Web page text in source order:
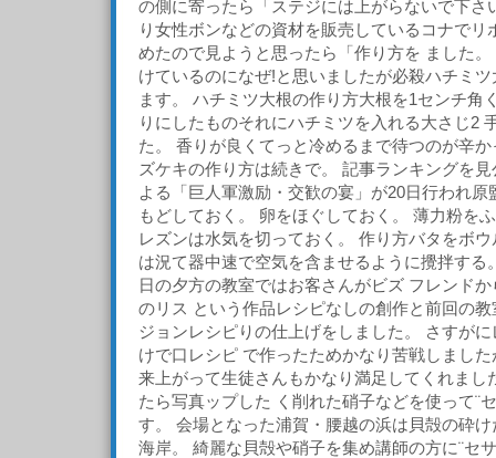
の側に寄ったら「ステジには上がらないで下さ
り女性ボンなどの資材を販売しているコナで
めたので見ようと思ったら「作り方を ました
けているのになぜ!と思いましたが必殺ハチミ
ます。 ハチミツ大根の作り方大根を1センチ角
りにしたものそれにハチミツを入れる大さじ2
た。 香りが良くてっと冷めるまで待つのが辛
ズケキの作り方は続きで。 記事ランキングを
よる「巨人軍激励・交歓の宴」が20日行われ
もどしておく。 卵をほぐしておく。 薄力粉を
レズンは水気を切っておく。 作り方バタをボ
は況て器中速で空気を含ませるように攪拌する
日の夕方の教室ではお客さんがビズ フレンド
のリス という作品レシピなしの創作と前回の
ジョンレシピりの仕上げをしました。 さすが
けで口レシピ で作ったためかなり苦戦しまし
来上がって生徒さんもかなり満足してくれまし
たら写真ップした く削れた硝子などを使って¨
す。 会場となった浦賀・腰越の浜は貝殻の砕
海岸。 綺麗な貝殻や硝子を集め講師の方に¨セ